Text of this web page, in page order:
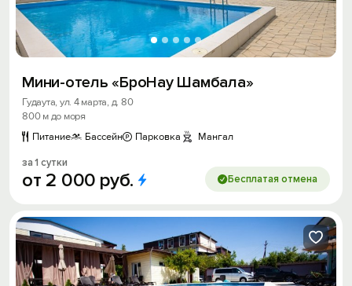
Мини-отель «БроНау Шамбала»
Гудаута, ул. 4 марта, д. 80
800 м до моря
Питание
Бассейн Парковка Мангал
за 1 сутки
от 2 000 руб. Бесплатая отмена